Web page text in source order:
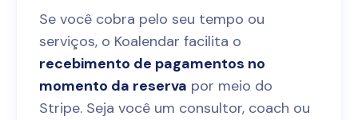
Se você cobra pelo seu tempo ou
serviços, o Koalendar facilita o
recebimento de pagamentos no
momento da reserva por meio do
Stripe. Seja você um consultor, coach ou